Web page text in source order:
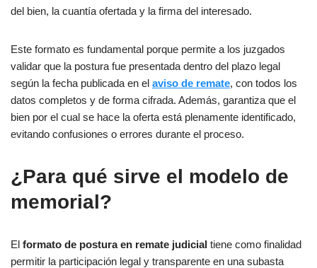
del bien, la cuantía ofertada y la firma del interesado.
Este formato es fundamental porque permite a los juzgados
validar que la postura fue presentada dentro del plazo legal
según la fecha publicada en el aviso de remate, con todos los
datos completos y de forma cifrada. Además, garantiza que el
bien por el cual se hace la oferta está plenamente identificado,
evitando confusiones o errores durante el proceso.
¿Para qué sirve el modelo de
memorial?
El formato de postura en remate judicial tiene como finalidad
permitir la participación legal y transparente en una subasta